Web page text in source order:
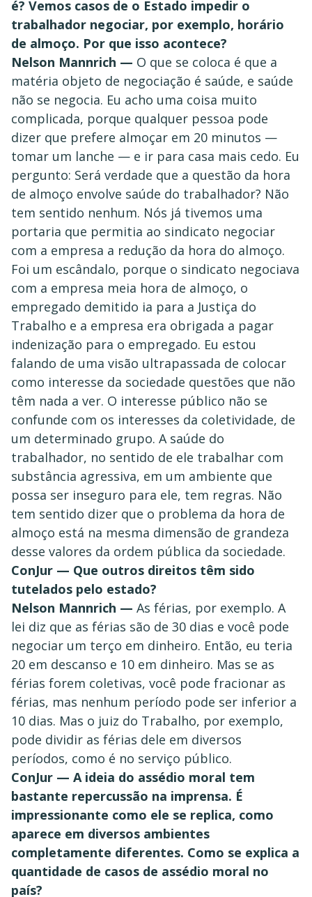
é? Vemos casos de o Estado impedir o
trabalhador negociar, por exemplo, horário
de almoço. Por que isso acontece?
Nelson Mannrich — O que se coloca é que a
matéria objeto de negociação é saúde, e saúde
não se negocia. Eu acho uma coisa muito
complicada, porque qualquer pessoa pode
dizer que prefere almoçar em 20 minutos —
tomar um lanche — e ir para casa mais cedo. Eu
pergunto: Será verdade que a questão da hora
de almoço envolve saúde do trabalhador? Não
tem sentido nenhum. Nós já tivemos uma
portaria que permitia ao sindicato negociar
com a empresa a redução da hora do almoço.
Foi um escândalo, porque o sindicato negociava
com a empresa meia hora de almoço, o
empregado demitido ia para a Justiça do
Trabalho e a empresa era obrigada a pagar
indenização para o empregado. Eu estou
falando de uma visão ultrapassada de colocar
como interesse da sociedade questões que não
têm nada a ver. O interesse público não se
confunde com os interesses da coletividade, de
um determinado grupo. A saúde do
trabalhador, no sentido de ele trabalhar com
substância agressiva, em um ambiente que
possa ser inseguro para ele, tem regras. Não
tem sentido dizer que o problema da hora de
almoço está na mesma dimensão de grandeza
desse valores da ordem pública da sociedade.
ConJur — Que outros direitos têm sido
tutelados pelo estado?
Nelson Mannrich — As férias, por exemplo. A
lei diz que as férias são de 30 dias e você pode
negociar um terço em dinheiro. Então, eu teria
20 em descanso e 10 em dinheiro. Mas se as
férias forem coletivas, você pode fracionar as
férias, mas nenhum período pode ser inferior a
10 dias. Mas o juiz do Trabalho, por exemplo,
pode dividir as férias dele em diversos
períodos, como é no serviço público.
ConJur — A ideia do assédio moral tem
bastante repercussão na imprensa. É
impressionante como ele se replica, como
aparece em diversos ambientes
completamente diferentes. Como se explica a
quantidade de casos de assédio moral no
país?